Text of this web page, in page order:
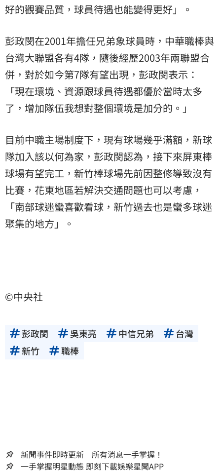
好的觀賽品質，球員待遇也能變得更好」。
彭政閔在2001年擔任兄弟象球員時，中華職棒與
台灣大聯盟各有4隊，隨後經歷2003年兩聯盟合
併，對於如今第7隊有望出現，彭政閔表示：
「現在環境、資源跟球員待遇都優於當時太多
了，增加隊伍我想對整個環境是加分的。」
目前中職主場制度下，現有球場幾乎滿額，新球
隊加入該以何為家，彭政閔認為，接下來屏東棒
球場有望完工， 新竹棒球場先前因整修導致沒有
比賽，花東地區若解決交通問題也可以考慮，
「南部球迷蠻喜歡看球，新竹過去也是蠻多球迷
聚集的地方」。
©中央社
彭政閔 吳東亮 中信兄弟
台灣
新竹
職棒
新聞事件即時更新 所有消息一手掌握！
一手掌握明星動態 即刻下載娛樂星聞APP